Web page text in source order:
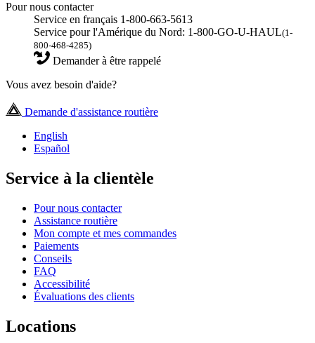
Pour nous contacter
Service en français 1-800-663-5613
Service pour l'Amérique du Nord: 1-800-GO-U-HAUL(1-
800-468-4285)
Demander à être rappelé
Vous avez besoin d'aide?
Demande d'assistance routière
English
Español
Service à la clientèle
Pour nous contacter
Assistance routière
Mon compte et mes commandes
Paiements
Conseils
FAQ
Accessibilité
Évaluations des clients
Locations